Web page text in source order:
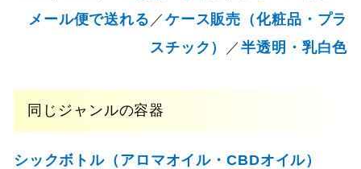
メール便で送れる ／ ケース販売（化粧品・プラ
スチック）
／半透明・乳白色
同じジャンルの容器
シックボトル（アロマオイル・CBDオイル）